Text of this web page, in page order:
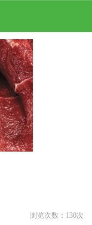
浏览次数： 130次